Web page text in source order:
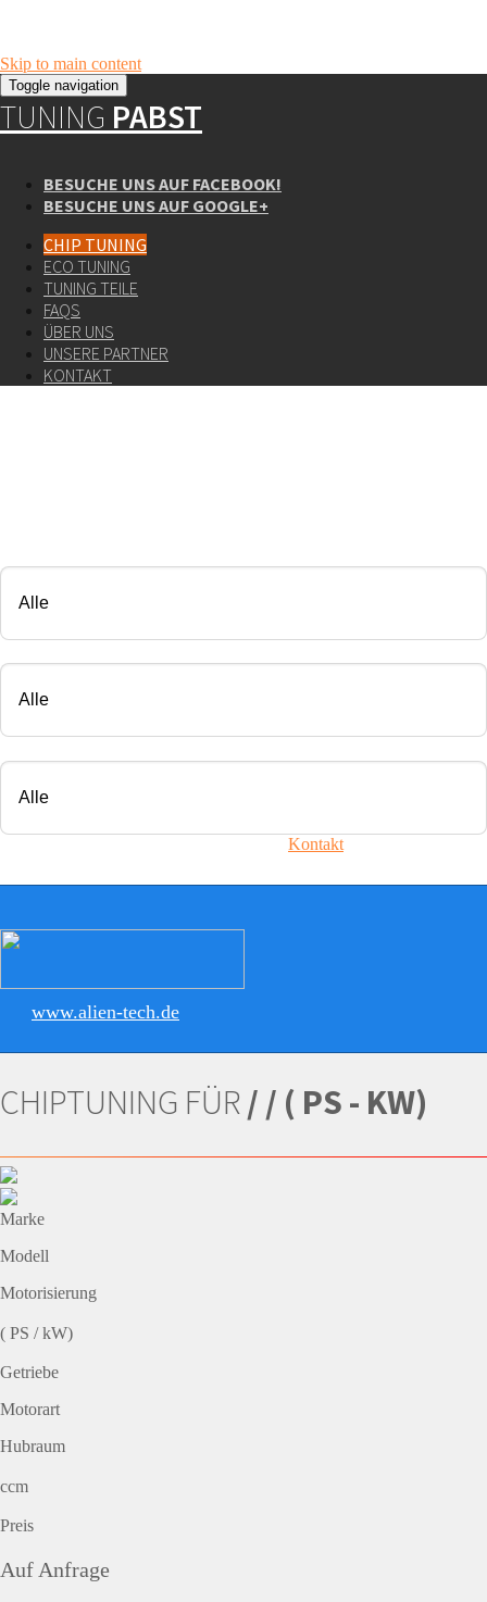
Skip to main content
Toggle navigation
TUNING PABST
BESUCHE UNS AUF FACEBOOK!
BESUCHE UNS AUF GOOGLE+
CHIP TUNING
ECO TUNING
TUNING TEILE
FAQS
ÜBER UNS
UNSERE PARTNER
KONTAKT
Kontakt
www.alien-tech.de
CHIPTUNING FÜR/ / ( PS - KW)
Marke
Modell
Motorisierung
( PS / kW)
Getriebe
Motorart
Hubraum
ccm
Preis
Auf Anfrage